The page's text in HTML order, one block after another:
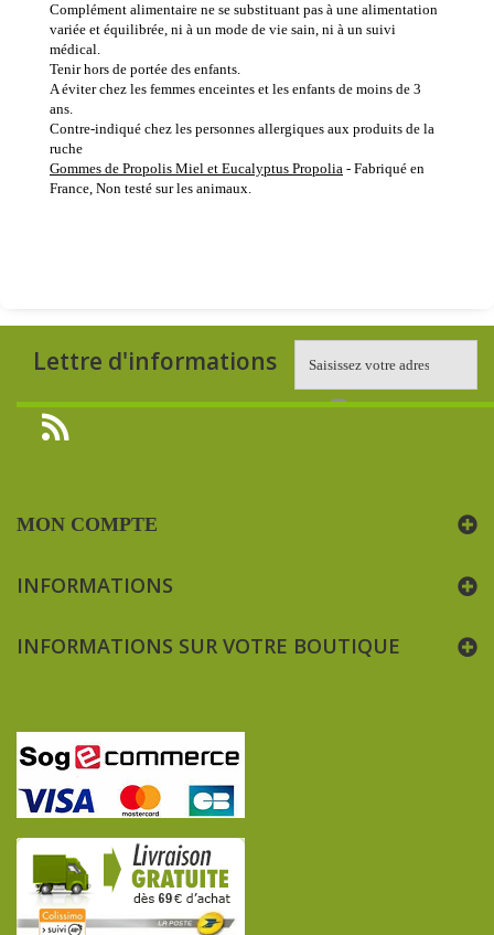
Complément alimentaire ne se substituant pas à une alimentation
variée et équilibrée, ni à un mode de vie sain, ni à un suivi
médical.
Tenir hors de portée des enfants.
A éviter chez les femmes enceintes et les enfants de moins de 3
ans.
Contre-indiqué chez les personnes allergiques aux produits de la
ruche
Gommes de Propolis Miel et Eucalyptus Propolia - Fabriqué en
France, Non testé sur les animaux.
Lettre d'informations
MON COMPTE
INFORMATIONS
INFORMATIONS SUR VOTRE BOUTIQUE